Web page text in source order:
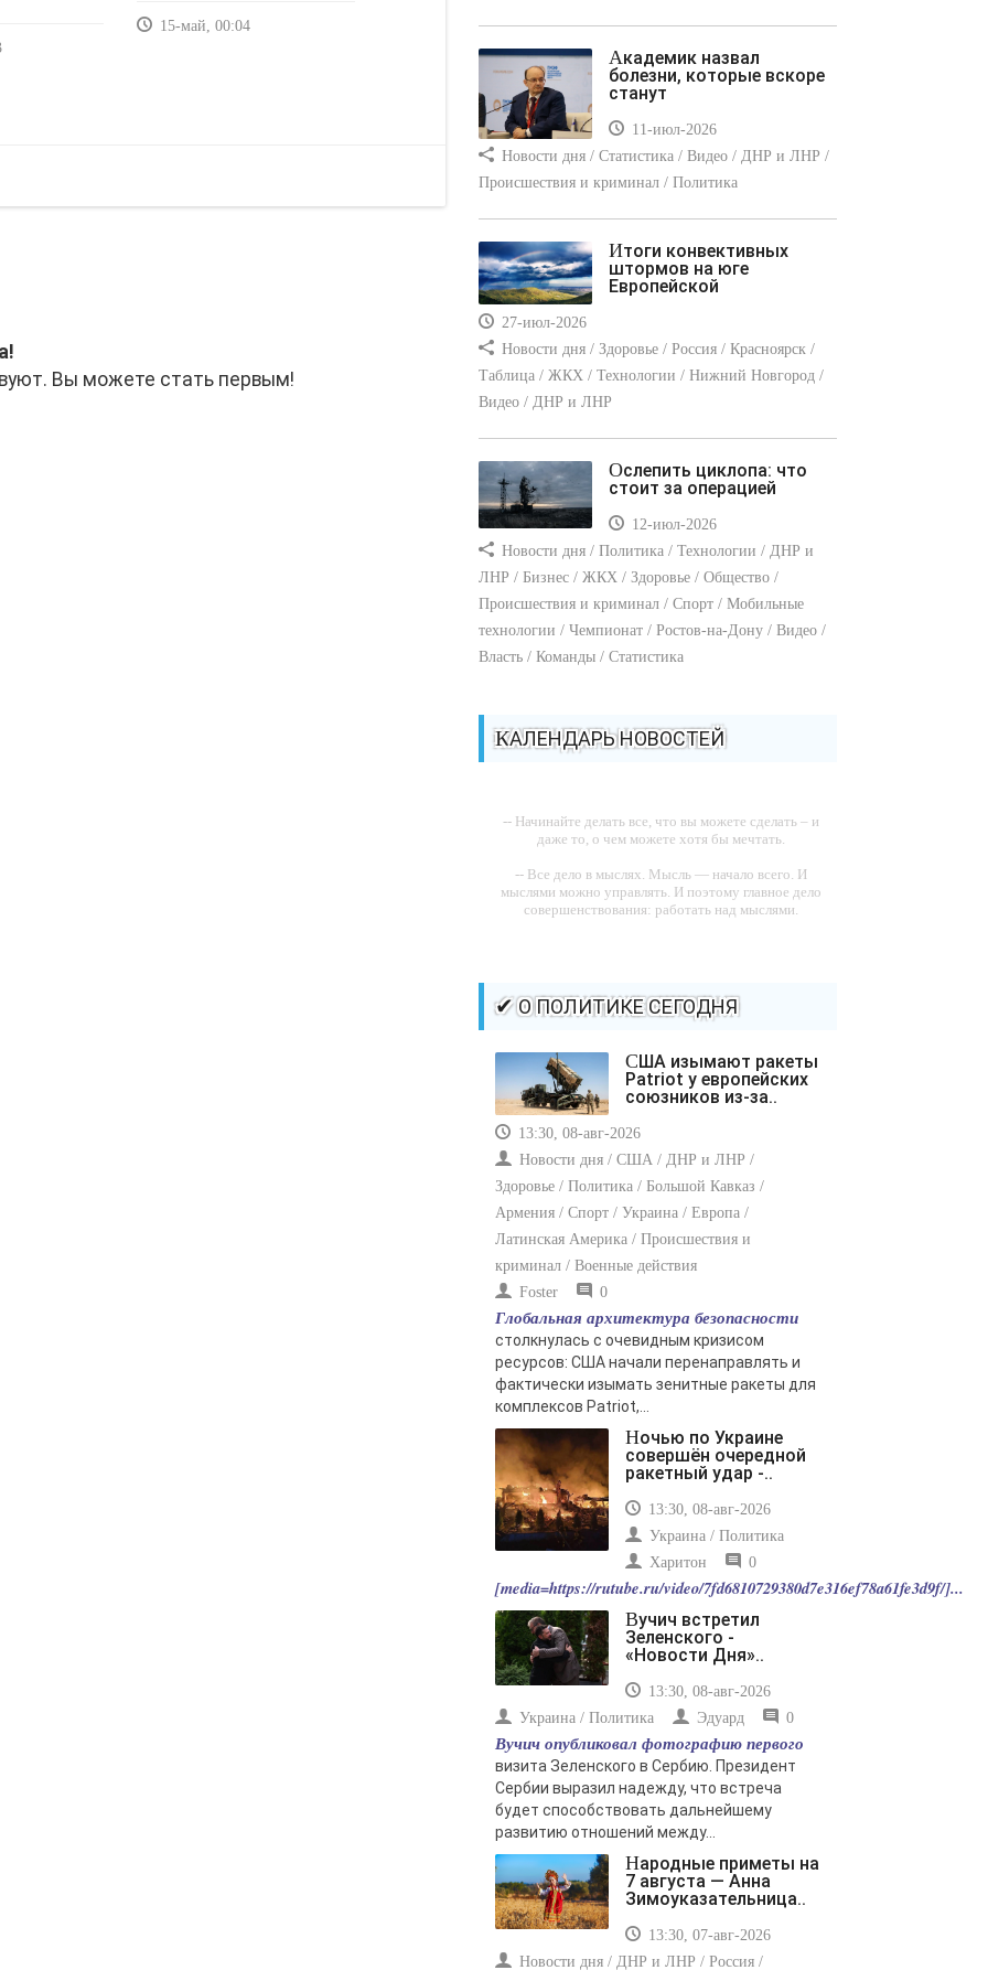
15-май, 00:04
Вы можете стать первым!
Академик назвал
болезни, которые вскоре
станут
11-июл-2026
Новости дня / Статистика / Видео / ДНР и ЛНР /
Происшествия и криминал / Политика
Итоги конвективных
штормов на юге
Европейской
27-июл-2026
Новости дня / Здоровье / Россия / Красноярск /
Таблица / ЖКХ / Технологии / Нижний Новгород /
Видео / ДНР и ЛНР
Ослепить циклопа: что
стоит за операцией
12-июл-2026
Новости дня / Политика / Технологии / ДНР и
ЛНР / Бизнес / ЖКХ / Здоровье / Общество /
Происшествия и криминал / Спорт / Мобильные
технологии / Чемпионат / Ростов-на-Дону / Видео /
Власть / Команды / Статистика
КАЛЕНДАРЬ НОВОСТЕЙ
-- Начинайте делать все, что вы можете сделать – и
даже то, о чем можете хотя бы мечтать.
-- Все дело в мыслях. Мысль — начало всего. И
мыслями можно управлять. И поэтому главное дело
совершенствования: работать над мыслями.
-- Самое большое богатство — это ум. Самая большая
нищета — глупость. Из всех страхов самый пугающий
-- Лучшее, что можно сделать с хорошим советом, это
пропустить его мимо ушей. Он никогда не бывает
полезен никому, кроме того, кто его дал.
-- Люблю давать советы и очень не люблю, когда их
дают мне.
✔ О ПОЛИТИКЕ СЕГОДНЯ
США изымают ракеты
Patriot у европейских
союзников из-за..
13:30, 08-авг-2026
Новости дня / США / ДНР и ЛНР /
Здоровье / Политика / Большой Кавказ /
Армения / Спорт / Украина / Европа /
Латинская Америка / Происшествия и
криминал / Военные действия
Foster
0
Глобальная архитектура безопасности
столкнулась с очевидным кризисом
ресурсов: США начали перенаправлять и
фактически изымать зенитные ракеты для
комплексов Patriot,...
Ночью по Украине
совершён очередной
ракетный удар -..
13:30, 08-авг-2026
Украина / Политика
Харитон
0
[media=https://rutube.ru/video/7fd6810729380d7e316ef78a61fe3d9f/]...
Вучич встретил
Зеленского -
«Новости Дня»..
13:30, 08-авг-2026
Украина / Политика
Эдуард 0
Вучич опубликовал фотографию первого
визита Зеленского в Сербию. Президент
Сербии выразил надежду, что встреча
будет способствовать дальнейшему
развитию отношений между...
Народные приметы на
7 августа — Анна
Зимоуказательница..
13:30, 07-авг-2026
Новости дня / ДНР и ЛНР / Россия /